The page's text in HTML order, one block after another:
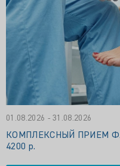
01.08.2026 - 31.08.2026
КОМПЛЕКСНЫЙ ПРИЕМ
4200 р.